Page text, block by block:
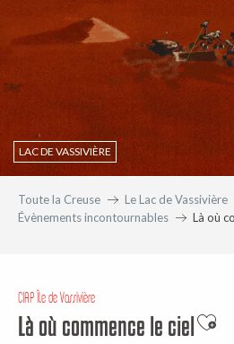
LAC DE VASSIVIÈRE
Toute la Creuse Le Lac de Vassivière
Évènements incontournables
Là où
CIAP Île de Vassivière
Là où commence le ciel